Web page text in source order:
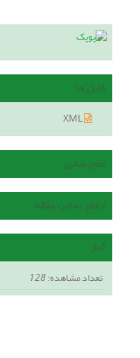
فایل ها
هم رسانی
ارجاع به این مقاله
آمار
تعداد مشاهده:128